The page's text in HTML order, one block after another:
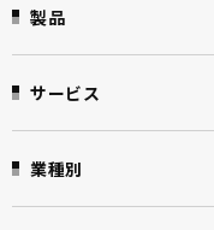
製品
サービス
業種別